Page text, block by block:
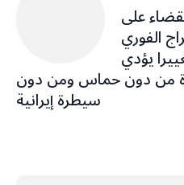
على
الفوري
يؤدي
من دون حماس ومن دون
سيطرة إيرانية